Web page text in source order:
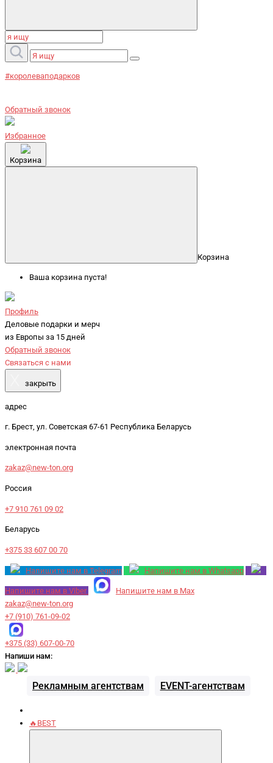
#королеваподарков
Обратный звонок
Избранное
Корзина
Корзина
Ваша корзина пуста!
Профиль
Деловые подарки и мерч
из Европы за 15 дней
Обратный звонок
Связаться с нами
закрыть
адрес
г. Брест, ул. Советская 67-61 Республика Беларусь
электронная почта
zakaz@new-ton.org
Россия
+7 910 761 09 02
Беларусь
+375 33 607 00 70
Напишите нам в Telegram Напишите нам в Whatsapp
Напишите нам в Viber
Напишите нам в Max
zakaz@new-ton.org
+7 (910) 761-09-02
+375 (33) 607-00-70
Напиши нам:
Рекламным агентствам EVENT-агентствам
🔥BEST